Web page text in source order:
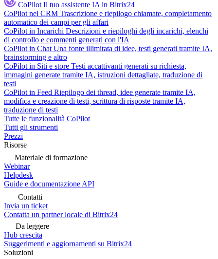
CoPilot Il tuo assistente IA in Bitrix24
CoPilot nel CRM Trascrizione e riepilogo chiamate, completamento
automatico dei campi per gli affari
CoPilot in Incarichi Descrizioni e riepiloghi degli incarichi, elenchi
di controllo e commenti generati con l'IA
CoPilot in Chat Una fonte illimitata di idee, testi generati tramite IA,
brainstorming e altro
CoPilot in Siti e store Testi accattivanti generati su richiesta,
immagini generate tramite IA, istruzioni dettagliate, traduzione di
testi
CoPilot in Feed Riepilogo dei thread, idee generate tramite IA,
modifica e creazione di testi, scrittura di risposte tramite IA,
traduzione di testi
Tutte le funzionalità CoPilot
Tutti gli strumenti
Prezzi
Risorse
Materiale di formazione
Webinar
Helpdesk
Guide e documentazione API
Contatti
Invia un ticket
Contatta un partner locale di Bitrix24
Da leggere
Hub crescita
Suggerimenti e aggiornamenti su Bitrix24
Soluzioni